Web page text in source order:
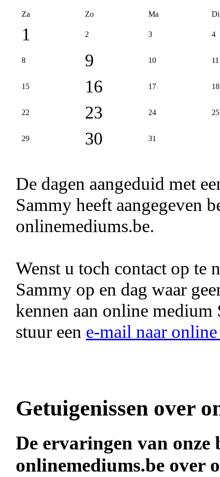
Za Zo Ma Di
1 2 3 4
8 9 10 11
15 16 17 18
22 23 24 25
29 30 31
De dagen aangeduid met
Sammy heeft aangegeven
onlinemediums.be.
Wenst u toch contact op te
Sammy op en dag waar
kennen aan online
stuur een e-mail naar
Getuigenissen over
De ervaringen van onze
onlinemediums.be over